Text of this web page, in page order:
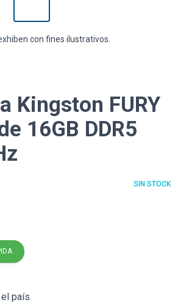
con fines ilustrativos.
Kingston FURY
16GB DDR5
SIN STOCK
país